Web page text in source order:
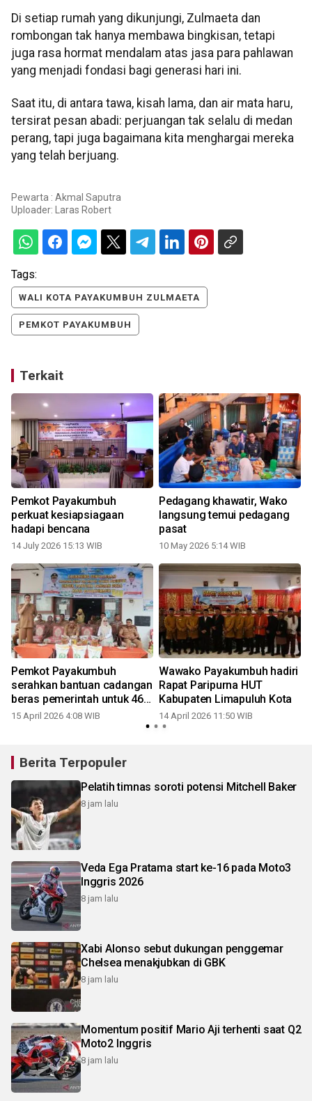
Di setiap rumah yang dikunjungi, Zulmaeta dan
rombongan tak hanya membawa bingkisan, tetapi
juga rasa hormat mendalam atas jasa para pahlawan
yang menjadi fondasi bagi generasi hari ini.
Saat itu, di antara tawa, kisah lama, dan air mata haru,
tersirat pesan abadi: perjuangan tak selalu di medan
perang, tapi juga bagaimana kita menghargai mereka
yang telah berjuang.
Pewarta : Akmal Saputra
Uploader: Laras Robert
Tags:
WALI KOTA PAYAKUMBUH ZULMAETA
PEMKOT PAYAKUMBUH
Terkait
Pemkot Payakumbuh
perkuat kesiapsiagaan
hadapi bencana
14 July 2026 15:13 WIB
Pedagang khawatir, Wako
langsung temui pedagang
pasat
10 May 2026 5:14 WIB
Pemkot Payakumbuh
serahkan bantuan cadangan
beras pemerintah untuk 466
kepala keluarga
15 April 2026 4:08 WIB
Wawako Payakumbuh hadiri
Rapat Paripurna HUT
Kabupaten Limapuluh Kota
14 April 2026 11:50 WIB
Berita Terpopuler
Pelatih timnas soroti potensi Mitchell Baker
8 jam lalu
Veda Ega Pratama start ke-16 pada Moto3
Inggris 2026
8 jam lalu
Xabi Alonso sebut dukungan penggemar
Chelsea menakjubkan di GBK
8 jam lalu
Momentum positif Mario Aji terhenti saat Q2
Moto2 Inggris
8 jam lalu